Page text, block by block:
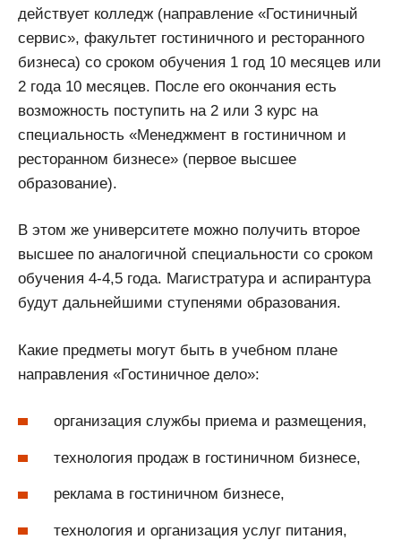
действует колледж (направление «Гостиничный
сервис», факультет гостиничного и ресторанного
бизнеса) со сроком обучения 1 год 10 месяцев или
2 года 10 месяцев. После его окончания есть
возможность поступить на 2 или 3 курс на
специальность «Менеджмент в гостиничном и
ресторанном бизнесе» (первое высшее
образование).
В этом же университете можно получить второе
высшее по аналогичной специальности со сроком
обучения 4-4,5 года. Магистратура и аспирантура
будут дальнейшими ступенями образования.
Какие предметы могут быть в учебном плане
направления «Гостиничное дело»:
организация службы приема и размещения,
технология продаж в гостиничном бизнесе,
реклама в гостиничном бизнесе,
технология и организация услуг питания,